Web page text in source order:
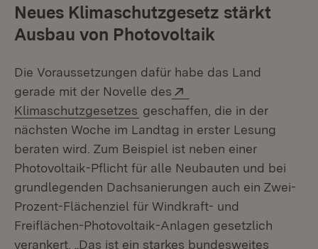
Neues Klimaschutzgesetz stärkt
Ausbau von Photovoltaik
Die Voraussetzungen dafür habe das Land
gerade mit der Novelle des
Klimaschutzgesetzes (Öffnet in neuem Fenster)
geschaffen, die in der
nächsten Woche im Landtag in erster Lesung
beraten wird. Zum Beispiel ist neben einer
Photovoltaik-Pflicht für alle Neubauten und bei
grundlegenden Dachsanierungen auch ein Zwei-
Prozent-Flächenziel für Windkraft- und
Freiflächen-Photovoltaik-Anlagen gesetzlich
verankert. „Das ist ein starkes bundesweites